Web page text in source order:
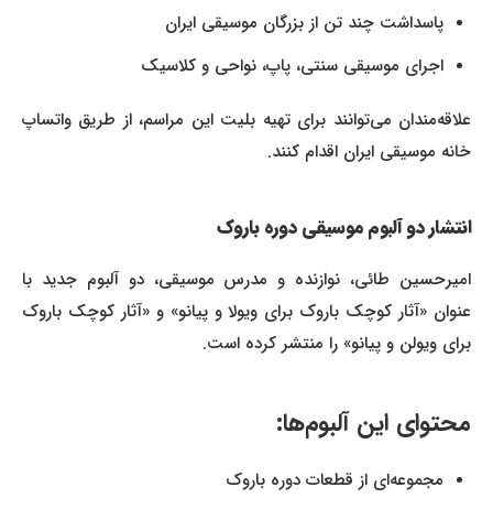
پاسداشت چند تن از بزرگان موسیقی ایران
اجرای موسیقی سنتی، پاپ، نواحی و کلاسیک
علاقه‌مندان می‌توانند برای تهیه بلیت این مراسم، از طریق واتساپ
خانه موسیقی ایران اقدام کنند.
انتشار دو آلبوم موسیقی دوره باروک
امیرحسین طائی، نوازنده و مدرس موسیقی، دو آلبوم جدید با
عنوان «آثار کوچک باروک برای ویولا و پیانو» و «آثار کوچک باروک
برای ویولن و پیانو» را منتشر کرده است.
محتوای این آلبوم‌ها:
مجموعه‌ای از قطعات دوره باروک